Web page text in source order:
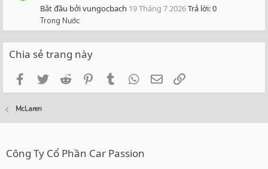
Bắt đầu bởi vungocbach 19 Tháng 7 2026Trả lời: 0
Trong Nước
Chia sẻ trang này
FacebookTwitterReddit PinterestTumblrWhatsApp
Email
McLaren
Công Ty Cổ Phần Car Passion